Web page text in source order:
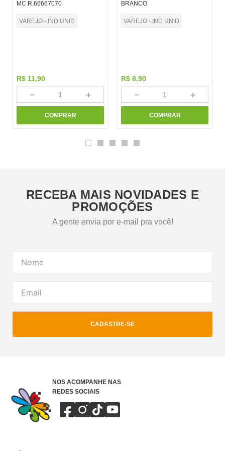
MC R.66667070
VAREJO - IND UNID
R$ 11,90
＋
－
COMPRAR
BRANCO
VAREJO - IND UNID
R$ 8,90
＋
－
COMPRAR
RECEBA MAIS NOVIDADES E
PROMOÇÕES
A gente envia por e-mail pra você!
CADASTRE-SE
NOS ACOMPANHE NAS
REDES SOCIAIS